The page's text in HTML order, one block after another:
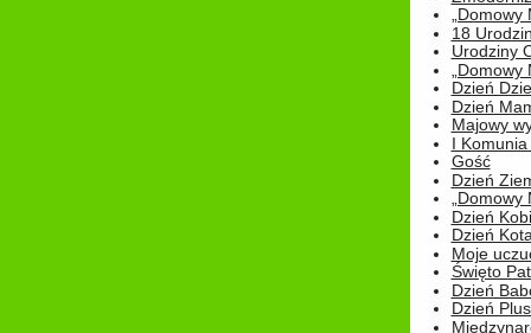
18
Urodziny
Dzień
Dzień
Majowy
I
Gość
Dzień
Dzień
Dzień
Moje
Święto
Dzień
Dzień